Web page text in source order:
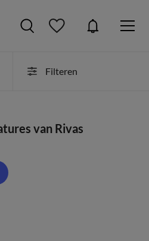
Filteren
van Rivas